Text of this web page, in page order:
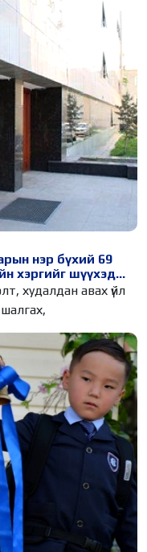
69
хэргийг шүүхэд
худалдан авах үйл